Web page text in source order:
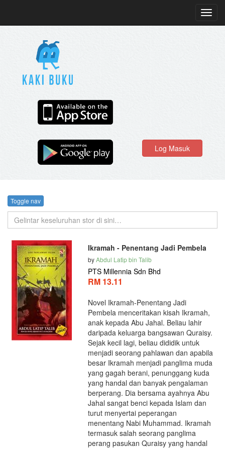
Log Masuk
Toggle nav
Ikramah - Penentang Jadi Pembela
byAbdul Latip bin Talib
PTS Millennia Sdn Bhd
RM 13.11
Novel Ikramah-Penentang Jadi
Pembela menceritakan kisah Ikramah,
anak kepada Abu Jahal. Beliau lahir
daripada keluarga bangsawan Quraisy.
Sejak kecil lagi, beliau dididik untuk
menjadi seorang pahlawan dan apabila
besar Ikramah menjadi panglima muda
yang gagah berani, penunggang kuda
yang handal dan banyak pengalaman
berperang. Dia bersama ayahnya Abu
Jahal sangat benci kepada Islam dan
turut menyertai peperangan
menentang Nabi Muhammad. Ikramah
termasuk salah seorang panglima
perang pasukan Quraisy yang handal